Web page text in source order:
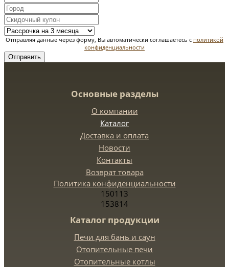
Отправляя данные через форму, Вы автоматически соглашаетесь с политикой
конфиденциальности
Отправить
Основные разделы
О компании
Каталог
Доставка и оплата
Новости
Контакты
Возврат товара
Политика конфиденциальности
150113
153814
Каталог продукции
Печи для бань и саун
Отопительные печи
Отопительные котлы